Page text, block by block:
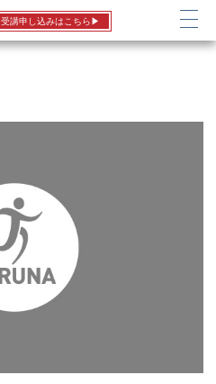
受講申し込みはこちら▶